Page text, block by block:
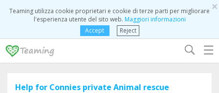
×
Teaming utilizza cookie proprietari e cookie di terze parti per migliorare
l'esperienza utente del sito web. Maggiori informazioni
Accept
Reject
☰
Help for Connies private Animal rescue